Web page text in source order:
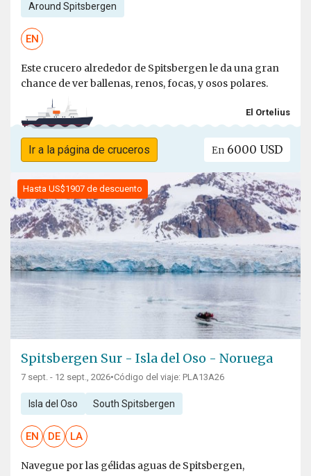
Around Spitsbergen
EN
Este crucero alrededor de Spitsbergen le da una gran
chance de ver ballenas, renos, focas, y osos polares.
El Ortelius
Ir a la página de cruceros En 6000 USD
Hasta US$1907 de descuento
Spitsbergen Sur - Isla del Oso - Noruega
7 sept. - 12 sept., 2026•Código del viaje: PLA13A26
Isla del Oso South Spitsbergen
EN DE LA
Navegue por las gélidas aguas de Spitsbergen,